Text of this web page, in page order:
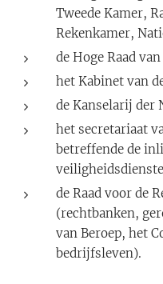
Tweede Kamer,
Rekenkamer,
de Hoge Raad
het Kabinet van
de Kanselarij der
het secretariaat
betreffende de
de Raad voor de
(rechtbanken,
van Beroep, het
bedrijfsleven).